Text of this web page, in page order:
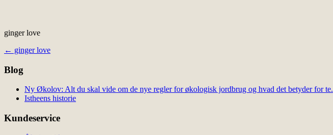
ginger love
Indlægsnavigation
← ginger love
Blog
Ny Økolov: Alt du skal vide om de nye regler for økologisk jordbrug og hvad det betyder for te.
Istheens historie
Kundeservice